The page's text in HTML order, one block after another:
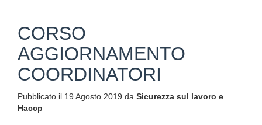
CORSO
AGGIORNAMENTO
COORDINATORI
Pubblicato il 19 Agosto 2019 da Sicurezza sul lavoro e
Haccp